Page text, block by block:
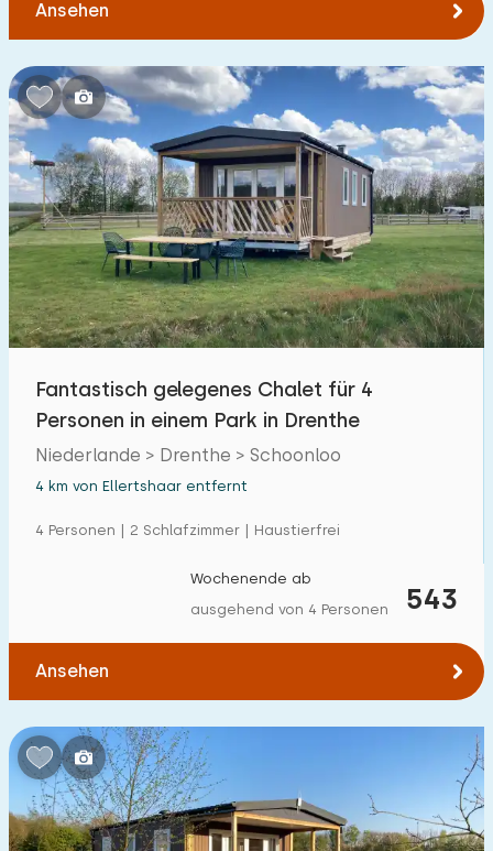
Ansehen
Fantastisch gelegenes Chalet für 4
Personen in einem Park in Drenthe
Niederlande > Drenthe > Schoonloo
4 km von Ellertshaar entfernt
4 Personen | 2 Schlafzimmer | Haustierfrei
543
Wochenende ab
ausgehend von 4 Personen
Ansehen